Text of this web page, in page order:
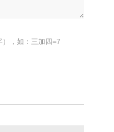
，如：三加四=7